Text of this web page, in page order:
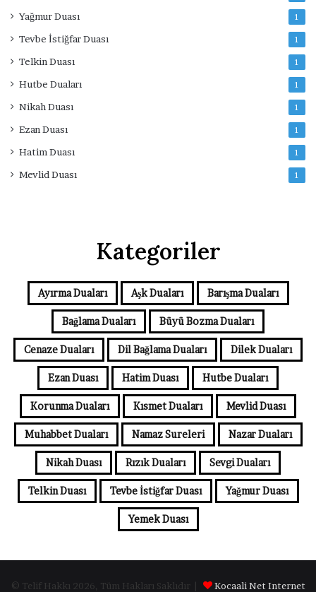
Yağmur Duası 1
Tevbe İstiğfar Duası 1
Telkin Duası 1
Hutbe Duaları 1
Nikah Duası 1
Ezan Duası 1
Hatim Duası 1
Mevlid Duası 1
Kategoriler
Ayırma Duaları Aşk Duaları Barışma Duaları
Bağlama Duaları Büyü Bozma Duaları
Cenaze Duaları Dil Bağlama Duaları Dilek Duaları
Ezan Duası Hatim Duası Hutbe Duaları
Korunma Duaları Kısmet Duaları Mevlid Duası
Muhabbet Duaları Namaz Sureleri Nazar Duaları
Nikah Duası Rızık Duaları Sevgi Duaları
Telkin Duası Tevbe İstiğfar Duası Yağmur Duası
Yemek Duası
© Telif Hakkı 2026, Tüm Hakları Saklıdır | Kocaali Net Internet